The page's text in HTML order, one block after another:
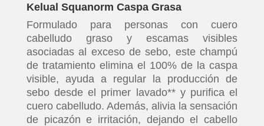
Kelual Squanorm Caspa Grasa
Formulado para personas con cuero
cabelludo graso y escamas visibles
asociadas al exceso de sebo, este champú
de tratamiento elimina el 100% de la caspa
visible, ayuda a regular la producción de
sebo desde el primer lavado** y purifica el
cuero cabelludo. Además, alivia la sensación
de picazón e irritación, dejando el cabello